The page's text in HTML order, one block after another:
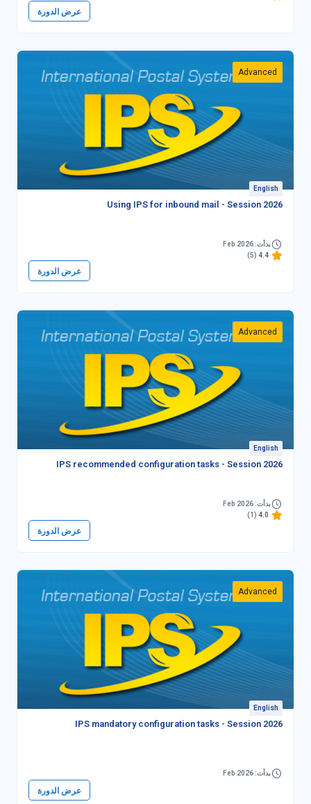
عرض الدورة
Advanced
English
Using IPS for inbound mail - Session 2026
بدأت: Feb 2026
4.4
(5)
عرض الدورة
Advanced
English
IPS recommended configuration tasks - Session 2026
بدأت: Feb 2026
4.0
(1)
عرض الدورة
Advanced
English
IPS mandatory configuration tasks - Session 2026
بدأت: Feb 2026
عرض الدورة